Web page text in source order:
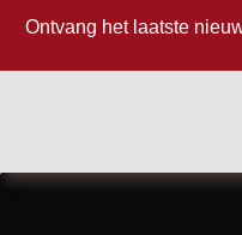
Ontvang het laatste